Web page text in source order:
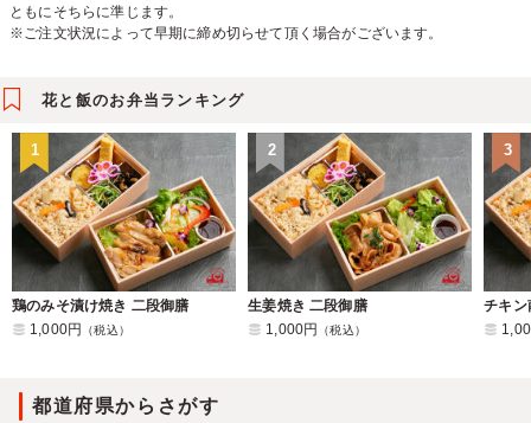
ともにそちらに準じます。
※ご注文状況によって早期に締め切らせて頂く場合がございます。
花と飯のお弁当ランキング
1
鶏のみそ漬け焼き 二段御膳
1,000円
（税込）
2
生姜焼き 二段御膳
1,000円
（税込）
3
チキン
都道府県からさがす